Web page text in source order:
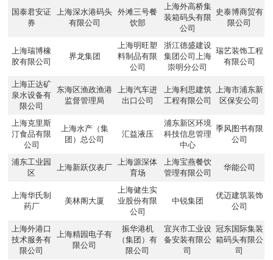
国泰君安证
券
上海深水港码头
有限公司
外滩三号餐
饮部
上海外高桥集
装箱码头有限
公司
史泰博商贸有
限公司
上海瑞博橡
胶有限公司
界龙集团
上海明旺塑
料制品有限
公司
浙江德盛建设
集团公司上海
崇明分公司
瑞艺装饰工程
有限公司
上海正达矿
泉水设备有
限公司
东海区渔政渔港
监督管理局
上海汽车进
出口公司
上海利思建筑
工程有限公司
上海市浦东新
区保安公司
上海克里斯
汀食品有限
公司
上海水产（集
团）总公司
汇益液压
浦东新区环境
科技信息管理
中心
季风图书有限
公司
浦东工业园
区
上海新跃仪表厂
上海源深体
育场
上海宝燕餐饮
管理有限公司
华能公司
上海华氏制
药厂
美林阁大厦
上海健生实
业股份有限
公司
中锐集团
优迈建筑装饰
公司
上海外港口
技术服务有
限公司
上海精园电子有
限公司
振华港机
（集团）有
限公司
宜兴市工业设
备安装有限公
司
冠东国际集装
箱码头有限公
司